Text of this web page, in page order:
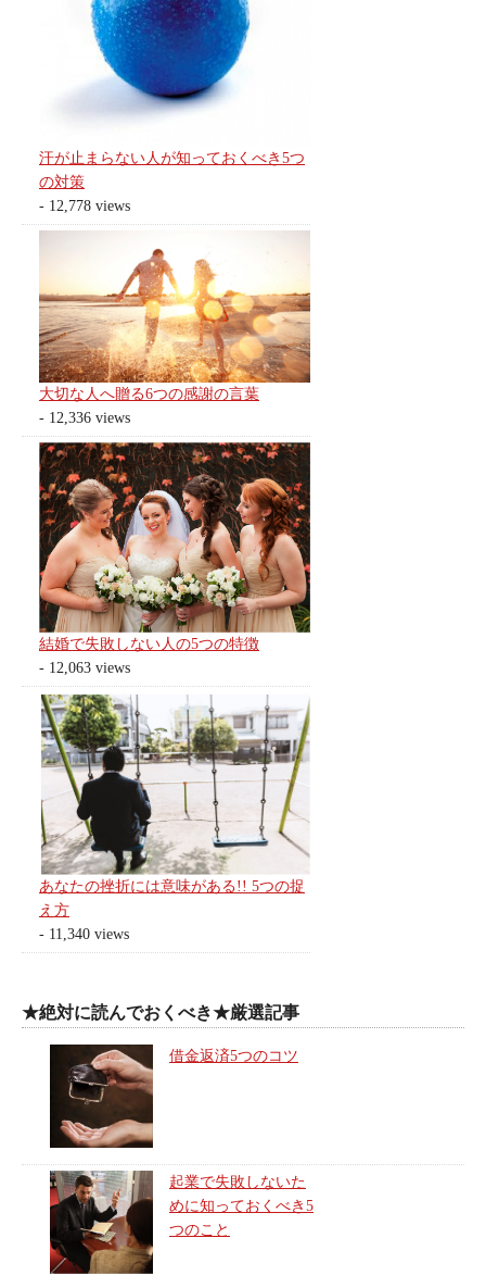
汗が止まらない人が知っておくべき5つ
の対策
- 12,778 views
大切な人へ贈る6つの感謝の言葉
- 12,336 views
結婚で失敗しない人の5つの特徴
- 12,063 views
あなたの挫折には意味がある!! 5つの捉
え方
- 11,340 views
★絶対に読んでおくべき★厳選記事
借金返済5つのコツ
起業で失敗しないた
めに知っておくべき5
つのこと